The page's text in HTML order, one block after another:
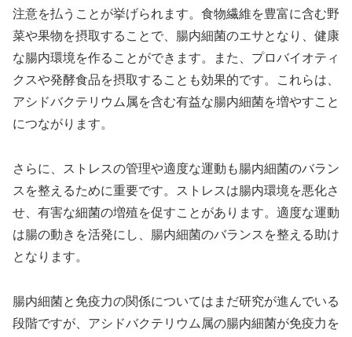
注意を払うことが挙げられます。食物繊維を豊富に含む野
菜や果物を摂取することで、腸内細菌のエサとなり、健康
な腸内環境を作ることができます。また、プロバイオティ
クスや発酵食品を摂取することも効果的です。これらは、
アシドバクテリウム属を含む有益な腸内細菌を増やすこと
につながります。
さらに、ストレスの管理や適度な運動も腸内細菌のバラン
スを整えるために重要です。ストレスは腸内環境を悪化さ
せ、有害な細菌の増殖を促すことがあります。適度な運動
は腸の動きを活発にし、腸内細菌のバランスを整える助け
となります。
腸内細菌と免疫力の関係についてはまだ研究が進んでいる
段階ですが、アシドバクテリウム属の腸内細菌が免疫力を